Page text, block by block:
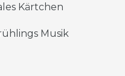
Kärtchen
Musik